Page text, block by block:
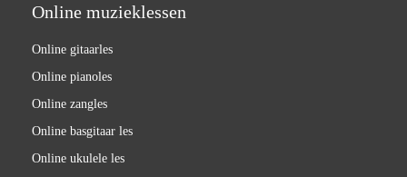
Online muzieklessen
Online gitaarles
Online pianoles
Online zangles
Online basgitaar les
Online ukulele les